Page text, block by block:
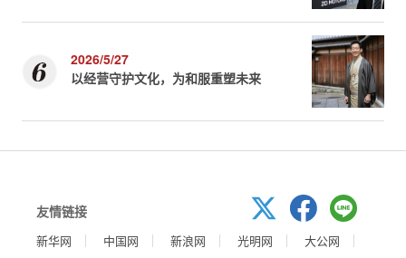
2026/5/27
以经营守护文化，为和服重塑未来
友情链接
新华网 中国网 新浪网 光明网
大公网